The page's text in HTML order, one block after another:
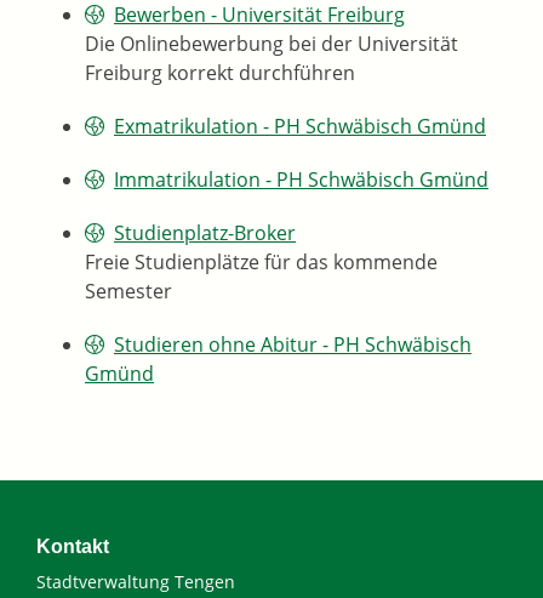
Bewerben - Universität Freiburg
Die Onlinebewerbung bei der Universität
Freiburg korrekt durchführen
Exmatrikulation - PH Schwäbisch Gmünd
Immatrikulation - PH Schwäbisch Gmünd
Studienplatz-Broker
Freie Studienplätze für das kommende
Semester
Studieren ohne Abitur - PH Schwäbisch
Gmünd
Kontakt
Stadtverwaltung Tengen